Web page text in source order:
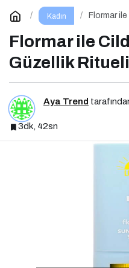
Kadın
Flormar
Flormar ile
Güzellik
Aya Trend
3dk, 42sn